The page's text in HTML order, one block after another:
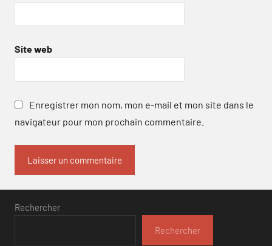
Site web
Enregistrer mon nom, mon e-mail et mon site dans le
navigateur pour mon prochain commentaire.
Rechercher
Rechercher